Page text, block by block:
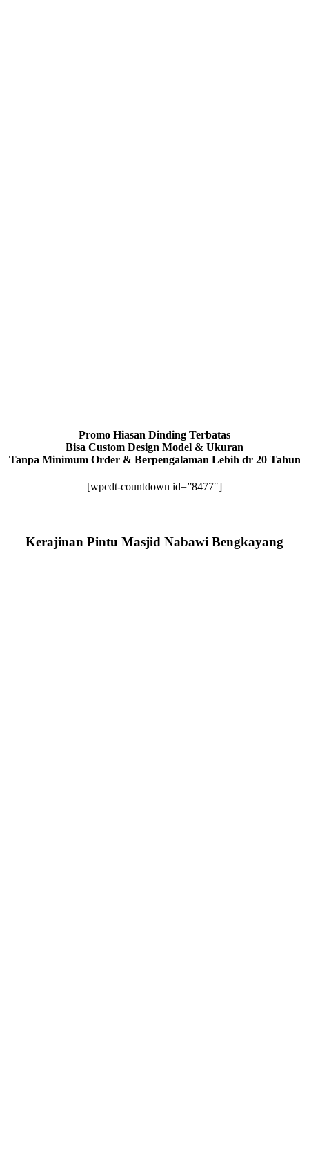
Promo Hiasan Dinding Terbatas
Bisa Custom Design Model & Ukuran
Tanpa Minimum Order & Berpengalaman Lebih dr 20 Tahun
[wpcdt-countdown id=”8477″]
Kerajinan Pintu Masjid Nabawi Bengkayang